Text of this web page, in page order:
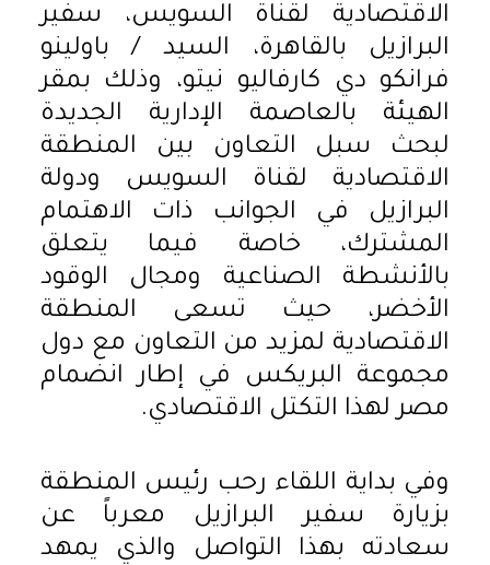
الاقتصادية لقناة السويس، سفير
البرازيل بالقاهرة، السيد / باولينو
فرانكو دي كارفاليو نيتو، وذلك بمقر
الهيئة بالعاصمة الإدارية الجديدة
لبحث سبل التعاون بين المنطقة
الاقتصادية لقناة السويس ودولة
البرازيل في الجوانب ذات الاهتمام
المشترك، خاصة فيما يتعلق
بالأنشطة الصناعية ومجال الوقود
الأخضر، حيث تسعى المنطقة
الاقتصادية لمزيد من التعاون مع دول
مجموعة البريكس في إطار انضمام
مصر لهذا التكتل الاقتصادي.
وفي بداية اللقاء رحب رئيس المنطقة
بزيارة سفير البرازيل معرباً عن
سعادته بهذا التواصل والذي يمهد